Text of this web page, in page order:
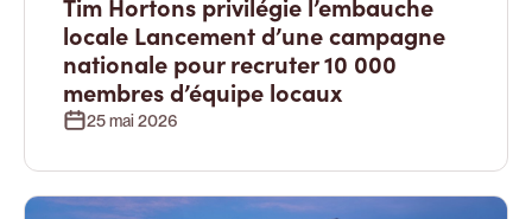
Tim Hortons privilégie l’embauche
locale Lancement d’une campagne
nationale pour recruter 10 000
membres d’équipe locaux
25 mai 2026